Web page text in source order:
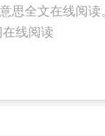
全文在线阅读。
江行舟笔趣阁在线阅读